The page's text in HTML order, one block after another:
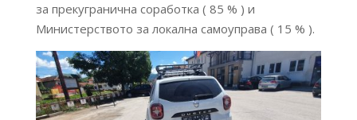
за прекугранична соработка ( 85 % ) и
Министерството за локална самоуправа ( 15 % ).